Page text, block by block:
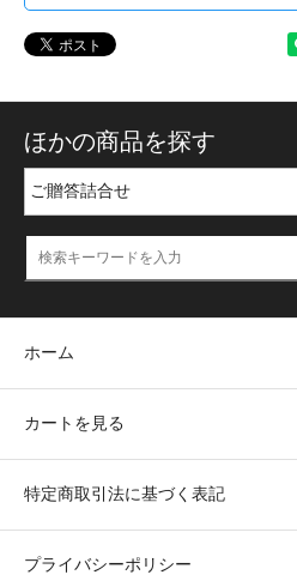
ほかの商品を探す
ホーム
カートを見る
特定商取引法に基づく表記
プライバシーポリシー